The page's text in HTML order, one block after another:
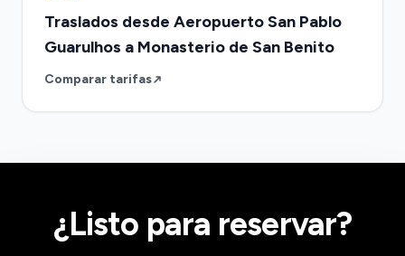
Traslados desde Aeropuerto San Pablo
Guarulhos a Monasterio de San Benito
Comparar tarifas
¿Listo para reservar?